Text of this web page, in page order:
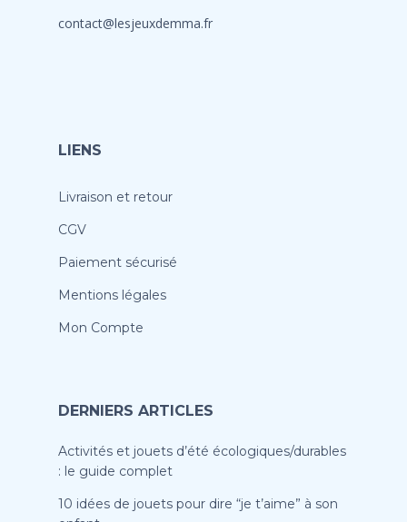
contact@lesjeuxdemma.fr
LIENS
Livraison et retour
CGV
Paiement sécurisé
Mentions légales
Mon Compte
DERNIERS ARTICLES
Activités et jouets d’été écologiques/durables
: le guide complet
10 idées de jouets pour dire “je t’aime” à son